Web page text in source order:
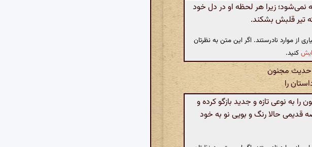
زیرا هر لحظه او در دل خود
تیر قلبش بشکند.
موارد نادرستند. اگر این متن به نظرتان
کنید.
مجنون
را
به نوعی تازه و جدید بازگو کرده و
قدیمی حالا رنگ و بویی نو به خود